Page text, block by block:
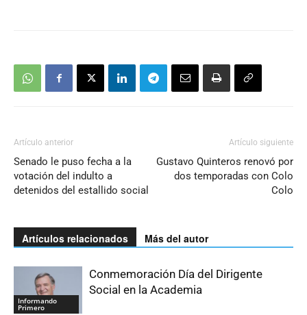
Artículo anterior
Senado le puso fecha a la
votación del indulto a
detenidos del estallido social
Artículo siguiente
Gustavo Quinteros renovó por
dos temporadas con Colo
Colo
Artículos relacionados Más del autor
Informando
Primero
Conmemoración Día del Dirigente
Social en la Academia